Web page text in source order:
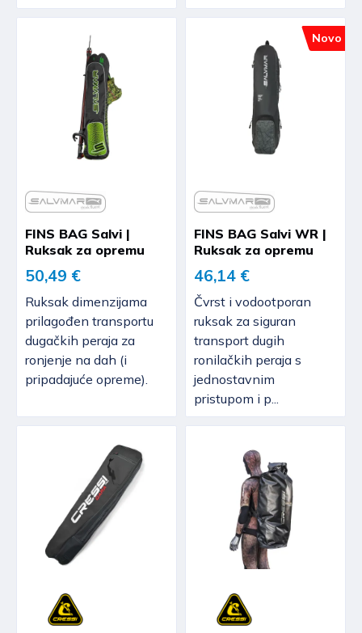
FINS BAG Salvi |
Ruksak za opremu
50,49 €
Ruksak dimenzijama
prilagođen transportu
dugačkih peraja za
ronjenje na dah (i
pripadajuće opreme).
Novo
FINS BAG Salvi WR |
Ruksak za opremu
46,14 €
Čvrst i vodootporan
ruksak za siguran
transport dugih
ronilačkih peraja s
jednostavnim
pristupom i p...